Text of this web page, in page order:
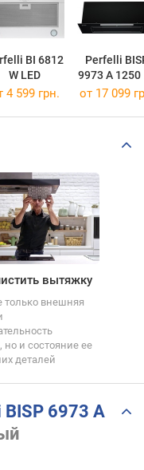
BI 6812
W LED
Perfelli
9973 A 1250
LED Strip
4 599 грн. от 17 099
Как почистить вытяжку
только внешняя
но и состояние ее
деталей
6973 A